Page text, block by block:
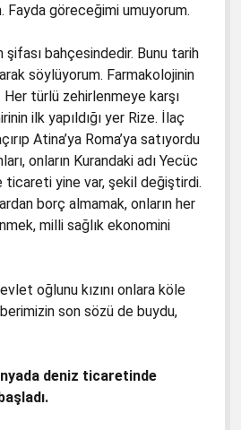
Fayda göreceğimi umuyorum.
şifası bahçesindedir. Bunu tarih
söylüyorum. Farmakolojinin
türlü zehirlenmeye karşı
ilk yapıldığı yer Rize. İlaç
Atina’ya Roma’ya satıyordu
onların Kurandaki adı Yecüc
ticareti yine var, şekil değiştirdi.
borç almamak, onların her
milli sağlık ekonomini
oğlunu kızını onlara köle
son sözü de buydu,
deniz ticaretinde